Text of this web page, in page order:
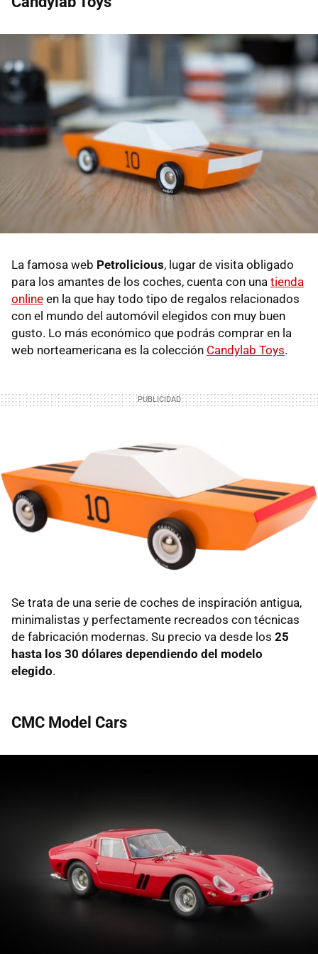
La famosa web Petrolicious, lugar de visita obligado
para los amantes de los coches, cuenta con una tienda
online en la que hay todo tipo de regalos relacionados
con el mundo del automóvil elegidos con muy buen
gusto. Lo más económico que podrás comprar en la
web norteamericana es la colección Candylab Toys.
Se trata de una serie de coches de inspiración antigua,
minimalistas y perfectamente recreados con técnicas
de fabricación modernas. Su precio va desde los 25
hasta los 30 dólares dependiendo del modelo
elegido.
CMC Model Cars